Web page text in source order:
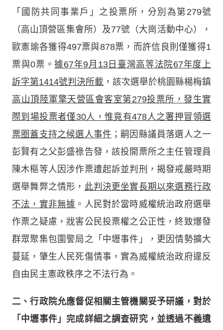
「國防共同事業戶」之投票所，分別為第279號
（高山頂營區集會所）及77號（大崗活動中心），
歐憲瑜各獲得497票與878票，而許信良則僅獲得1
票與0票。據67年9月13日臺灣高等法院67年度上
訴字第1414號判決所載 ，該次選舉於桃園縣楊梅鎮
高山頂陸軍擎天營區會客室第279投票所，發生實
際到場投票者僅30人，惟竟有478人之署押冒領選
票圈蓋支持之候選人事件 ；嗣因縣議員落選人之一
彭賢有之父彭盛祿告發，該投開票所之主任管理員
陳木樞等人因涉作票遭起訴並判刑，揭發戒嚴時期
選舉舞弊之情形， 此判決更坐實長期以來選務行政
不法，實非無據 。人民對於當時威權統治政府選舉
作票之疑慮，戕害公民投票權之公正性，終致爆發
群眾聚集包圍警局之「中壢事件」，更因情勢擴大
蔓延，肇生人民死傷情事，實為威權統治政府違反
自由民主憲政秩序之不法行為。
二、行政院允應督促相關主管機關妥予研議，對於
「中壢事件」完成詳細之調查研究，並透過不義遺